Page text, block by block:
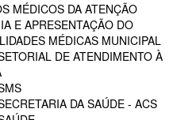
MÉDICOS DA ATENÇÃO
E APRESENTAÇÃO DO
MÉDICAS MUNICIPAL
DE ATENDIMENTO À
DA SAÚDE - ACS